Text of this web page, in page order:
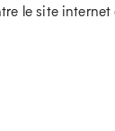
le site